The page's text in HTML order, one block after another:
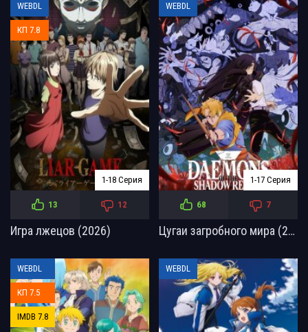
WEBDL
КП 7.8
1-18 Серия
13 12
Игра лжецов (2026)
WEBDL
1-17 Серия
68 7
Цугаи загробного мира (2026)
WEBDL
КП 7.5
IMDB 7.8
WEBDL